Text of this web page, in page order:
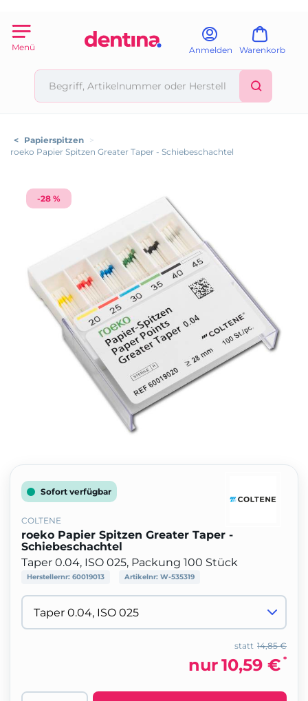
Menü Anmelden Warenkorb
< Papierspitzen >
roeko Papier Spitzen Greater Taper - Schiebeschachtel
-28 %
Sofort verfügbar
COLTENE
roeko Papier Spitzen Greater Taper -
Schiebeschachtel
Taper 0.04, ISO 025, Packung 100 Stück
Herstellernr: 60019013 Artikelnr: W-535319
14,85 €
statt
nur10,59 € *